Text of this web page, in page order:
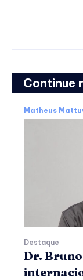
Continue
Matheus
Destaque
Dr.